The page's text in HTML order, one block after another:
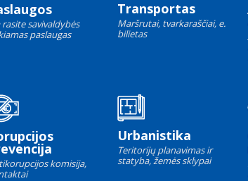
rasite savivaldybės
paslaugas
Transportas
Maršrutai, tvarkaraščiai, e.
bilietas
komisija,
Urbanistika
Teritorijų planavimas ir
statyba, žemės sklypai